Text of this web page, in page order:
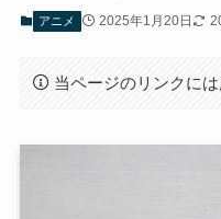
アニメ 2025年1月20日
当ページのリンクに